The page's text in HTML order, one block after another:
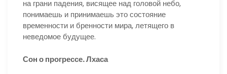
на грани падения, висящее над головой небо,
понимаешь и принимаешь это состояние
временности и бренности мира, летящего в
неведомое будущее.
Сон о прогрессе. Лхаса